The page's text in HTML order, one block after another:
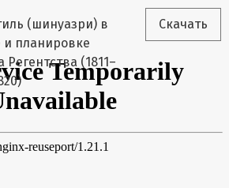
о статье
(шинуазри) в
и планировке
(1811–
Скачать